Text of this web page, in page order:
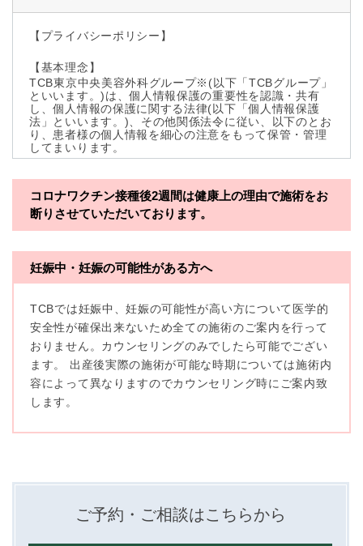
【プライバシーポリシー】
【基本理念】
TCB東京中央美容外科グループ※(以下「TCBグループ」
といいます。)は、個人情報保護の重要性を認識・共有
し、個人情報の保護に関する法律(以下「個人情報保護
法」といいます。)、その他関係法令に従い、以下のとお
り、患者様の個人情報を細心の注意をもって保管・管理
してまいります。
※TCBグループとは以下を総称していいます。
・一般社団法人メディカルアライアンス
・医療法人社団メディカルフロンティア
【定義】
本プライバシーポリシーにおいて「個人情報」とは、生
存する個人に関する情報であって、当該情報に含まれる
氏名、生年月日その他の記述等により特定の個人を識別
できるもの又は個人識別符号（個人情報保護委員会の政
令に準じます。）が含まれるものをいいます。
収集した患者様に関する情報には、単独のままでは特定
【取得する情報】
めに取得する情報には、次のものが含まれます（以下①
ないし③を併せて「取得情報」といいます。）。
コロナワクチン接種後2週間は健康上の理由で施術をお
断りさせていただいております。
妊娠中・妊娠の可能性がある方へ
TCBでは妊娠中、妊娠の可能性が高い方について医学的
安全性が確保出来ないため全ての施術のご案内を行って
おりません。カウンセリングのみでしたら可能でござい
ます。 出産後実際の施術が可能な時期については施術内
容によって異なりますのでカウンセリング時にご案内致
します。
ご予約・ご相談はこちらから